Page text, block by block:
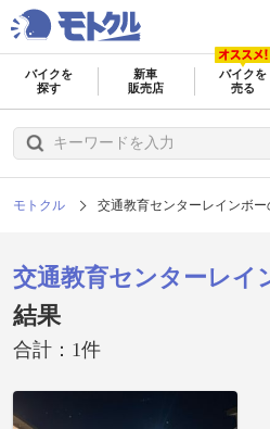
バイクを
探す
新車
販売店
バイクを
売る
モトクル 交通教育センターレインボ
交通教育センターレイ
結果
合計：1件